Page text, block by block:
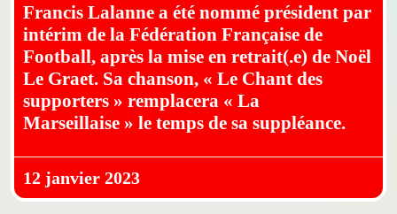
Francis Lalanne a été nommé président par
intérim de la Fédération Française de
Football, après la mise en retrait(.e) de Noël
Le Graet. Sa chanson, « Le Chant des
supporters » remplacera « La
Marseillaise » le temps de sa suppléance.
12 janvier 2023